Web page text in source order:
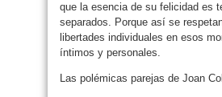
que la esencia de su felicidad es
separados. Porque así se
libertades individuales en esos
íntimos y personales.
Las polémicas parejas de Joan